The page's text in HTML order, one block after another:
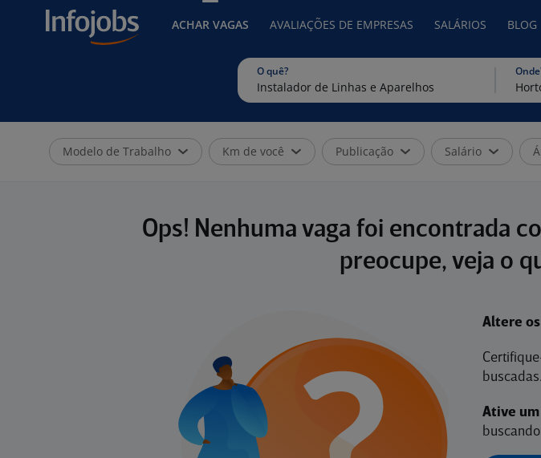
ACHAR VAGAS AVALIAÇÕES DE EMPRESAS SALÁRIOS BLOG
O quê?
Modelo de Trabalho Km de você Publicação Salário
Ops! Nenhuma vaga foi encontrada
preocupe, veja o
Altere
buscadas.
Ative